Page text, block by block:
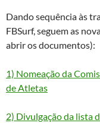
Dando sequência às
FBSurf, seguem as
abrir os documentos):
1) Nomeação da
de Atletas
2) Divulgação da lista